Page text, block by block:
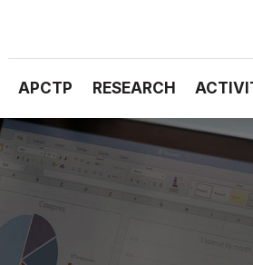
APCTP RESEARCH